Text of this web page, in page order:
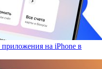
приложения на iPhone в